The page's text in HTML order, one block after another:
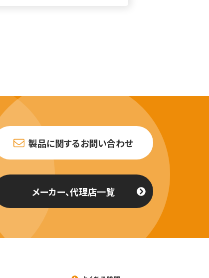
製品に関するお問い合わせ
メーカー、代理店一覧